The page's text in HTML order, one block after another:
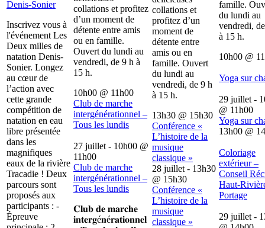
Denis-Sonier
Inscrivez vous à
l'événement Les
Deux milles de
natation Denis-
Sonier. Longez
au cœur de
l’action avec
cette grande
compétition de
natation en eau
libre présentée
dans les
magnifiques
eaux de la rivière
Tracadie ! Deux
parcours sont
proposés aux
participants : -
Épreuve
collations et profitez
d’un moment de
détente entre amis
ou en famille.
Ouvert du lundi au
vendredi, de 9 h à
15 h.
10h00 @ 11h00
Club de marche
intergénérationnel –
Tous les lundis
27 juillet - 10h00 @
11h00
Club de marche
intergénérationnel –
Tous les lundis
𝐂𝐥𝐮𝐛 𝐝𝐞 𝐦𝐚𝐫𝐜𝐡𝐞
𝐢𝐧𝐭𝐞𝐫𝐠é𝐧é𝐫𝐚𝐭𝐢𝐨𝐧𝐧𝐞𝐥
collations et
profitez d’un
moment de
détente entre
amis ou en
famille. Ouvert
du lundi au
vendredi, de 9 h
à 15 h.
13h30 @ 15h30
Conférence «
L’histoire de la
musique
classique »
28 juillet - 13h30
@ 15h30
Conférence «
L’histoire de la
musique
classique »
famille.
du lundi au
vendredi,
à 15 h.
10h00 @
Yoga sur
29 juillet -
@ 11h00
Yoga sur
13h00 @
Coloriage
extérieur –
Conseil
Haut-
Portage
29 juillet -